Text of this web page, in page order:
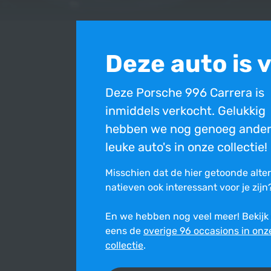
Deze auto is
Deze Porsche 996 Carrera is
inmiddels verkocht. Gelukkig
hebben we nog genoeg
leuke auto's in onze collectie!
Misschien dat de hier getoonde
na­tie­ven ook inte­res­sant voor je
En we hebben nog veel meer! Bekijk
eens de overige 96 occasions in
collectie.
Bovenstaande occasion is inmiddels verkocht
Ondanks de constante zorg en aandacht die wij